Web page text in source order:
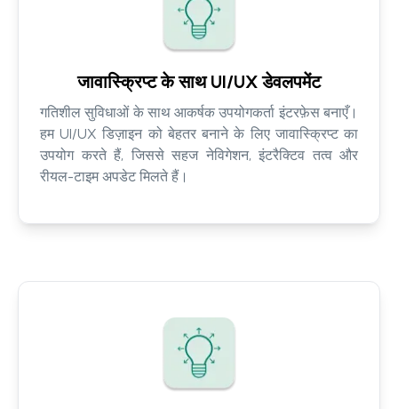
जावास्क्रिप्ट के साथ UI/UX डेवलपमेंट
गतिशील सुविधाओं के साथ आकर्षक उपयोगकर्ता इंटरफ़ेस बनाएँ।
हम UI/UX डिज़ाइन को बेहतर बनाने के लिए जावास्क्रिप्ट का
उपयोग करते हैं, जिससे सहज नेविगेशन, इंटरैक्टिव तत्व और
रीयल-टाइम अपडेट मिलते हैं।